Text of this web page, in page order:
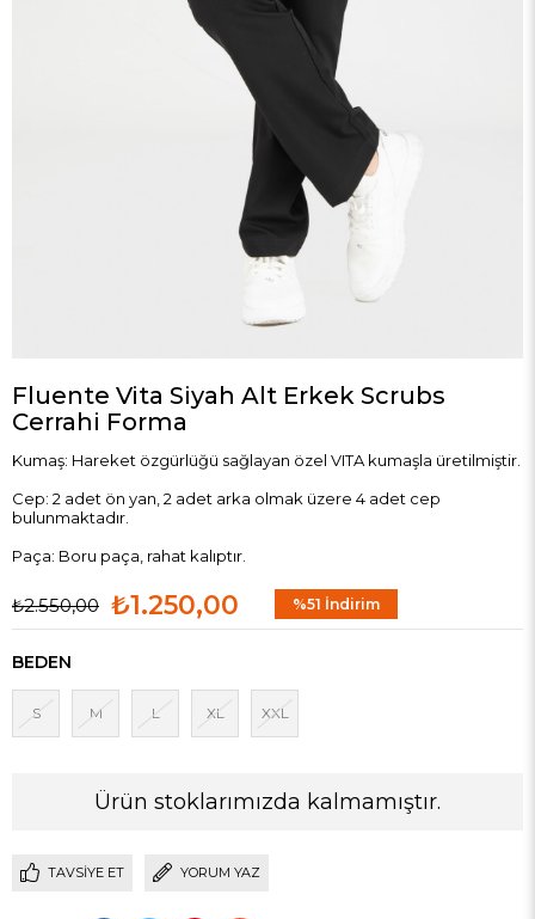
Fluente Vita Siyah Alt Erkek Scrubs
Cerrahi Forma
Kumaş: Hareket özgürlüğü sağlayan özel VITA kumaşla üretilmiştir.
Cep: 2 adet ön yan, 2 adet arka olmak üzere 4 adet cep
bulunmaktadır.
Paça: Boru paça, rahat kalıptır.
₺2.550,00 ₺1.250,00 %51 İndirim
BEDEN
S M L XL XXL
Ürün stoklarımızda kalmamıştır.
TAVSIYE ET YORUM YAZ